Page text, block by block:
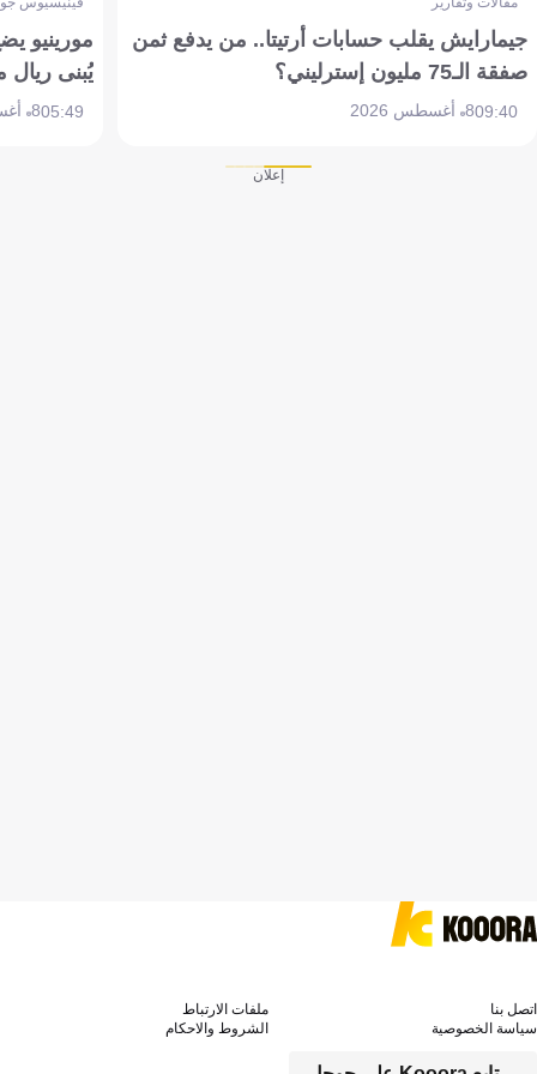
جيمارايش يقلب حسابات أرتيتا.. من يدفع ثمن
صفقة الـ75 مليون إسترليني؟
09:408 أغسطس 2026
مورينيو
يُبنى ريال
05:498 أغسطس 2026
إعلان
اتصل بنا
ملفات الارتباط
سياسة الخصوصية
الشروط والاحكام